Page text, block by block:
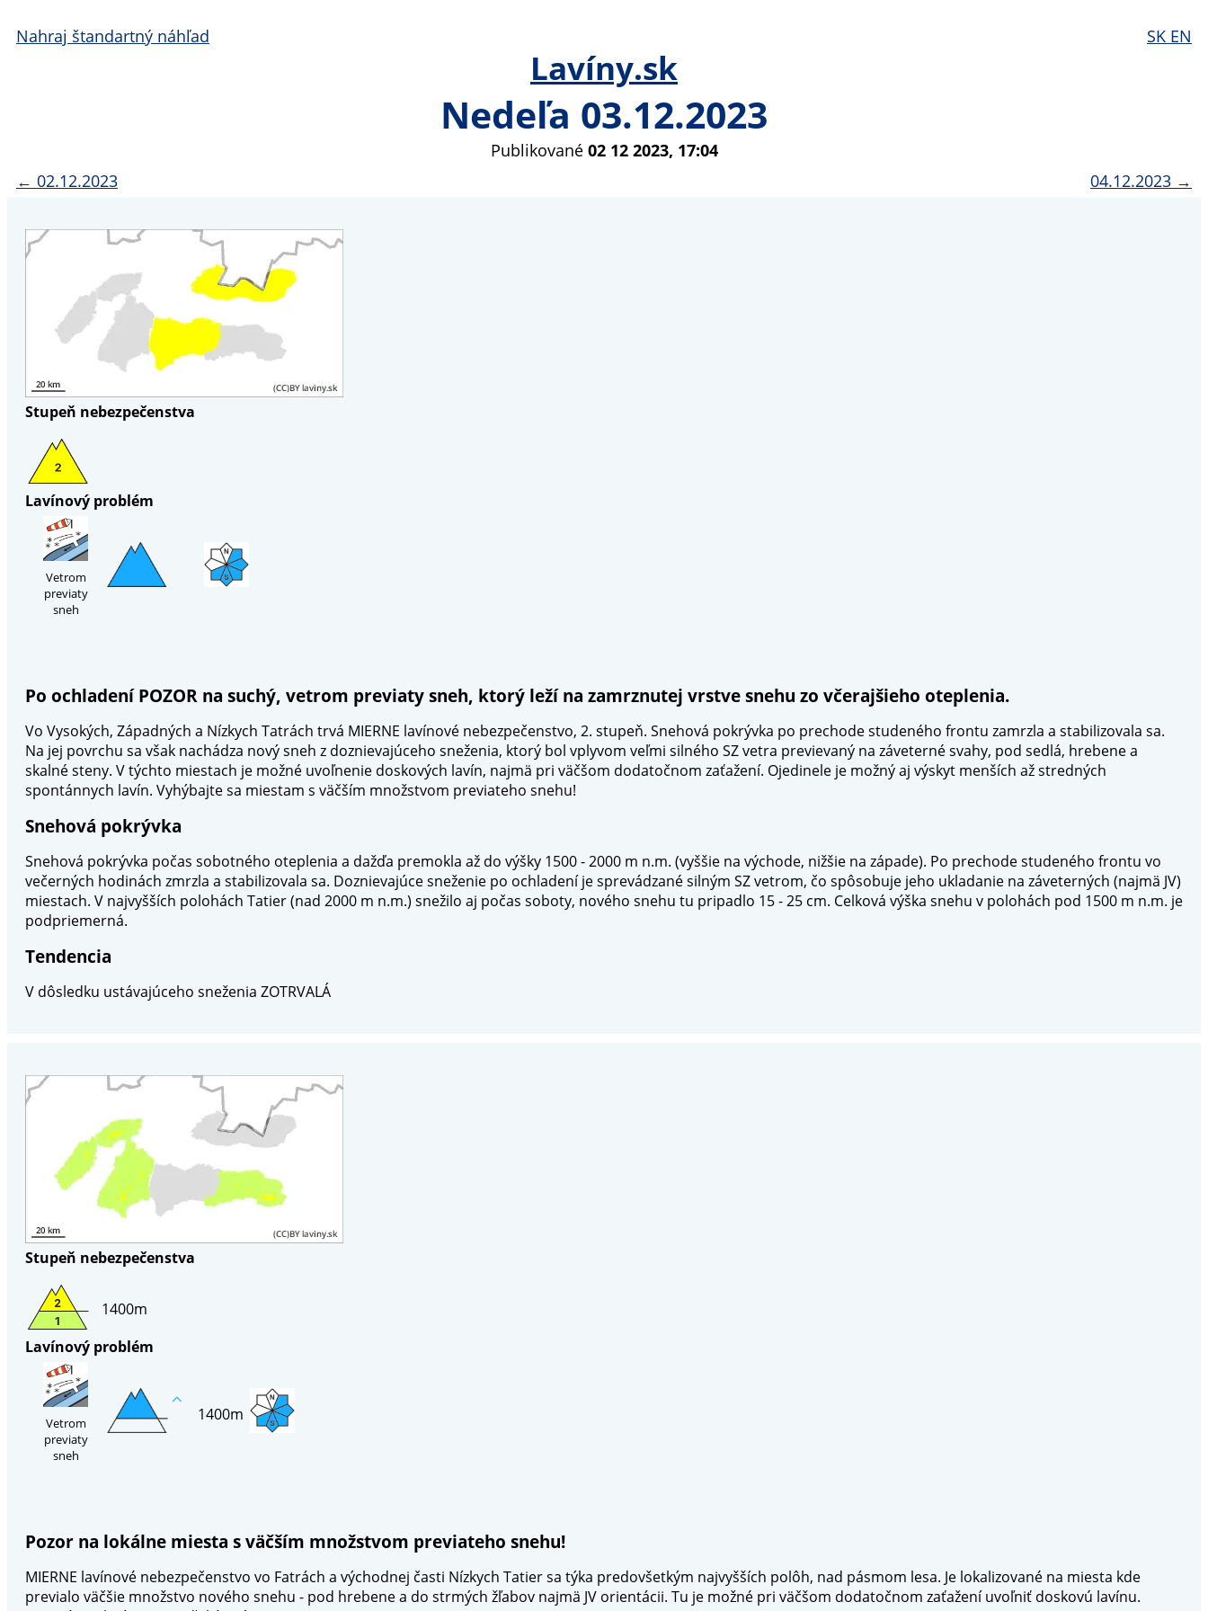
Nahraj štandartný náhľad EN
SK
Lavíny.sk
Nedeľa 03.12.2023
Publikované 02 12 2023, 17:04
← 02.12.2023
04.12.2023 →
Stupeň nebezpečenstva
Lavínový problém
Vetrom
previaty
sneh
Po ochladení POZOR na suchý, vetrom previaty sneh, ktorý leží na zamrznutej vrstve snehu zo včerajšieho oteplenia.
Vo Vysokých, Západných a Nízkych Tatrách trvá MIERNE lavínové nebezpečenstvo, 2. stupeň. Snehová pokrývka po prechode studeného frontu zamrzla a stabilizovala sa.
Na jej povrchu sa však nachádza nový sneh z doznievajúceho sneženia, ktorý bol vplyvom veľmi silného SZ vetra previevaný na záveterné svahy, pod sedlá, hrebene a
skalné steny. V týchto miestach je možné uvoľnenie doskových lavín, najmä pri väčšom dodatočnom zaťažení. Ojedinele je možný aj výskyt menších až stredných
spontánnych lavín. Vyhýbajte sa miestam s väčším množstvom previateho snehu!
Snehová pokrývka
Snehová pokrývka počas sobotného oteplenia a dažďa premokla až do výšky 1500 - 2000 m n.m. (vyššie na východe, nižšie na západe). Po prechode studeného frontu vo
večerných hodinách zmrzla a stabilizovala sa. Doznievajúce sneženie po ochladení je sprevádzané silným SZ vetrom, čo spôsobuje jeho ukladanie na záveterných (najmä JV)
miestach. V najvyšších polohách Tatier (nad 2000 m n.m.) snežilo aj počas soboty, nového snehu tu pripadlo 15 - 25 cm. Celková výška snehu v polohách pod 1500 m n.m. je
podpriemerná.
Tendencia
V dôsledku ustávajúceho sneženia ZOTRVALÁ
Stupeň nebezpečenstva
1400m
Lavínový problém
Vetrom
previaty
sneh
1400m
Pozor na lokálne miesta s väčším množstvom previateho snehu!
MIERNE lavínové nebezpečenstvo vo Fatrách a východnej časti Nízkych Tatier sa týka predovšetkým najvyšších polôh, nad pásmom lesa. Je lokalizované na miesta kde
previalo väčšie množstvo nového snehu - pod hrebene a do strmých žľabov najmä JV orientácii. Tu je možné pri väčšom dodatočnom zaťažení uvoľniť doskovú lavínu.